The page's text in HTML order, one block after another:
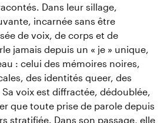
Dans leur sillage,
incarnée sans être
de voix, de corps et de
jamais depuis un « je » unique,
: celui des mémoires noires,
des identités queer, des
voix est diffractée, dédoublée,
que toute prise de parole depuis
stratifiée. Dans son passage, elle